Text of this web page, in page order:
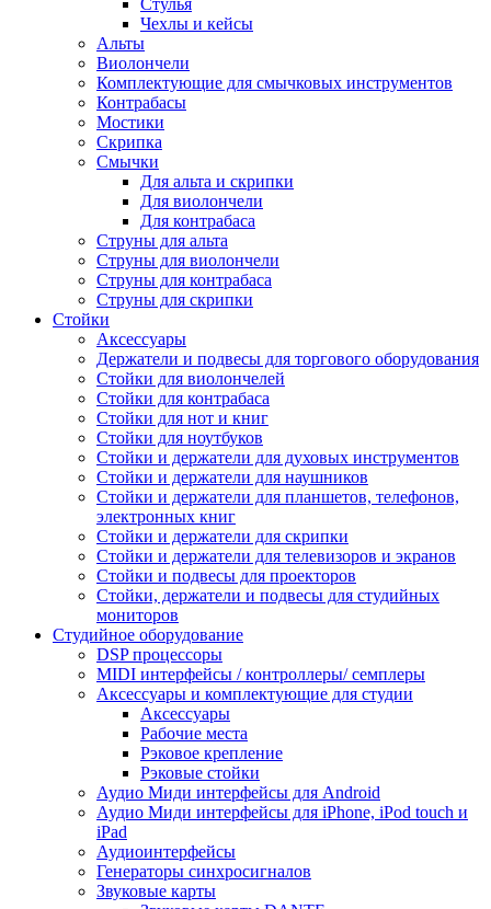
Стулья
Чехлы и кейсы
Альты
Виолончели
Комплектующие для смычковых инструментов
Контрабасы
Мостики
Скрипка
Смычки
Для альта и скрипки
Для виолончели
Для контрабаса
Струны для альта
Струны для виолончели
Струны для контрабаса
Струны для скрипки
Стойки
Аксессуары
Держатели и подвесы для торгового оборудования
Стойки для виолончелей
Стойки для контрабаса
Стойки для нот и книг
Стойки для ноутбуков
Стойки и держатели для духовых инструментов
Стойки и держатели для наушников
Стойки и держатели для планшетов, телефонов,
электронных книг
Стойки и держатели для скрипки
Стойки и держатели для телевизоров и экранов
Стойки и подвесы для проекторов
Стойки, держатели и подвесы для студийных
мониторов
Студийное оборудование
DSP процессоры
MIDI интерфейсы / контроллеры/ семплеры
Аксессуары и комплектующие для студии
Аксессуары
Рабочие места
Рэковое крепление
Рэковые стойки
Аудио Миди интерфейсы для Android
Аудио Миди интерфейсы для iPhone, iPod touch и
iPad
Аудиоинтерфейсы
Генераторы синхросигналов
Звуковые карты